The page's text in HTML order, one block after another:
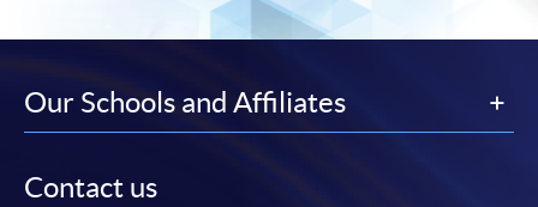
個別課程為須報讀同一學歷頒授課程及其他單元或繳
交下期學費的學員，提供網上服務，如學員就讀的課
Our Schools and Affiliates
Contact us